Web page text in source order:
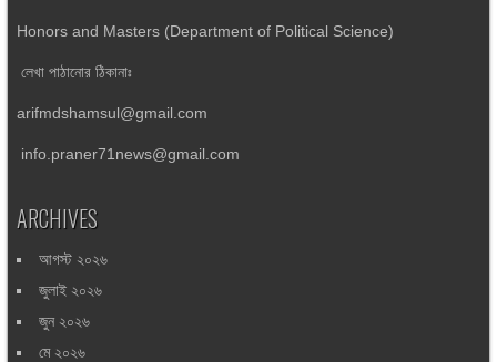
Honors and Masters (Department of Political Science)
লেখা পাঠানোর ঠিকানাঃ
arifmdshamsul@gmail.com
info.praner71news@gmail.com
ARCHIVES
আগস্ট ২০২৬
জুলাই ২০২৬
জুন ২০২৬
মে ২০২৬